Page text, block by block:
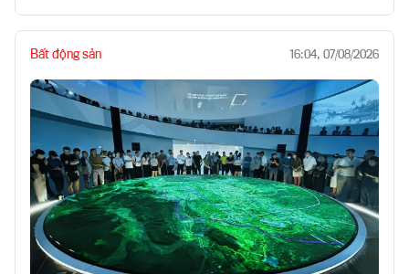
Bất động sản 16:04, 07/08/2026